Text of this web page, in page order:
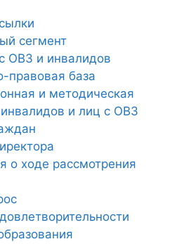
сегмент
ОВЗ и инвалидов
правовая база
и методическая
и лиц с ОВЗ
о ходе рассмотрения